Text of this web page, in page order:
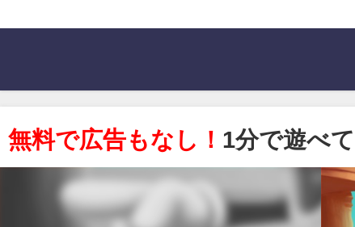
無料で広告もなし！ 1分で遊べて